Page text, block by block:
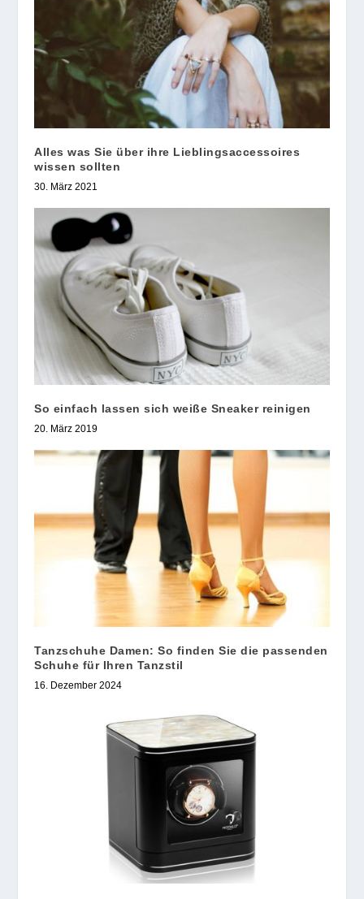
Alles was Sie über ihre Lieblingsaccessoires
wissen sollten
30. März 2021
So einfach lassen sich weiße Sneaker reinigen
20. März 2019
Tanzschuhe Damen: So finden Sie die passenden
Schuhe für Ihren Tanzstil
16. Dezember 2024